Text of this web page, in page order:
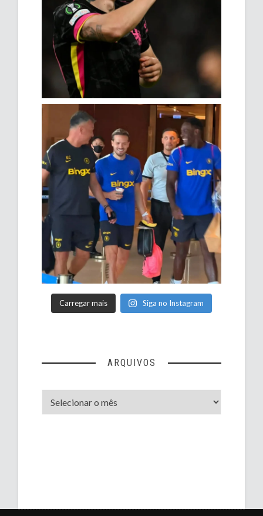
Carregar mais Siga no Instagram
ARQUIVOS